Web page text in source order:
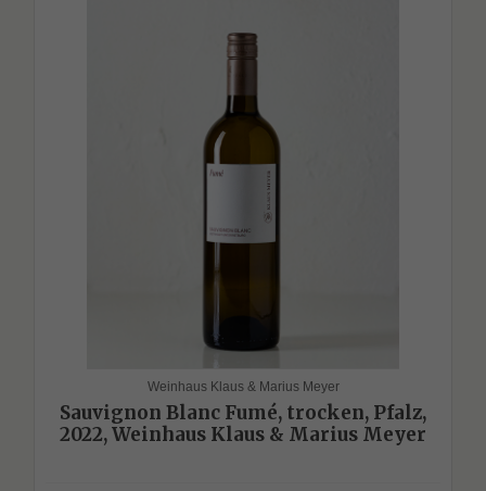
Weinhaus Klaus & Marius Meyer
Sauvignon Blanc Fumé, trocken, Pfalz,
2022, Weinhaus Klaus & Marius Meyer